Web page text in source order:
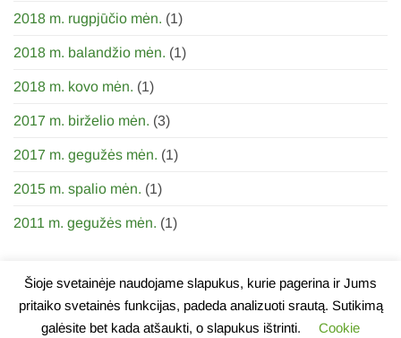
2018 m. rugpjūčio mėn. (1)
2018 m. balandžio mėn. (1)
2018 m. kovo mėn. (1)
2017 m. birželio mėn. (3)
2017 m. gegužės mėn. (1)
2015 m. spalio mėn. (1)
2011 m. gegužės mėn. (1)
APIE NAUJIENOS KONTAKTAI
Šioje svetainėje naudojame slapukus, kurie pagerina ir Jums
pritaiko svetainės funkcijas, padeda analizuoti srautą. Sutikimą
galėsite bet kada atšaukti, o slapukus ištrinti.
Cookie